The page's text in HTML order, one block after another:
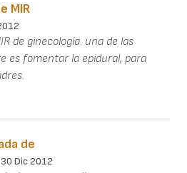
MIR
de ginecología. una de las
es fomentar la epidural, para
de
30 Dic 2012